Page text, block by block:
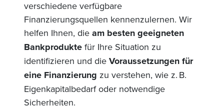
verschiedene verfügbare
Finanzierungsquellen kennenzulernen. Wir
helfen Ihnen, die am besten geeigneten
Bankprodukte für Ihre Situation zu
identifizieren und die Voraussetzungen für
eine Finanzierung zu verstehen, wie z. B.
Eigenkapitalbedarf oder notwendige
Sicherheiten.